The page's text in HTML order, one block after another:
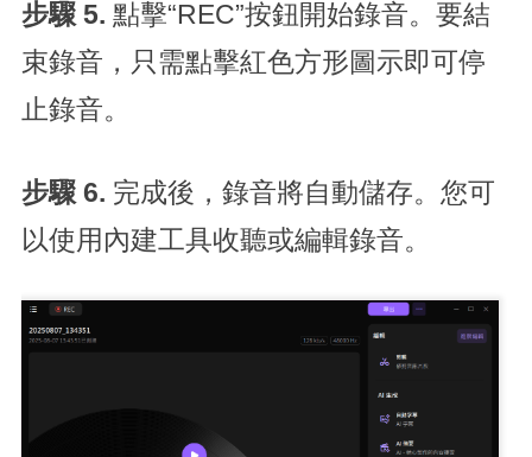
步驟 5. 點擊“REC”按鈕開始錄音。要結
束錄音，只需點擊紅色方形圖示即可停
止錄音。
步驟 6. 完成後，錄音將自動儲存。您可
以使用內建工具收聽或編輯錄音。